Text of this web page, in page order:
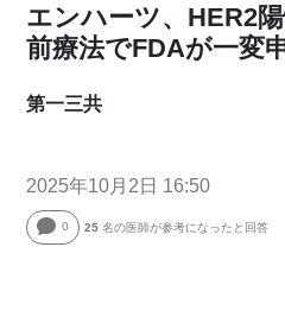
エンハーツ、HER2
前療法でFDAが一変
第一三共
2025年10月2日 16:50
0 25 名の医師が参考になったと回答